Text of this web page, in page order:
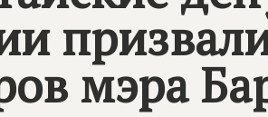
мэра